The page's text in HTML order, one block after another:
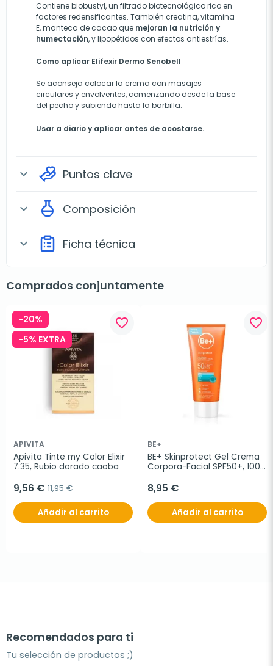
Contiene biobustyl, un filtrado biotecnológico rico en
factores redensificantes. También creatina, vitamina
E, manteca de cacao que mejoran la nutrición y
humectación, y lipopétidos con efectos antiestrías.
Como aplicar Elifexir Dermo Senobell
Se aconseja colocar la crema con masajes
circulares y envolventes, comenzando desde la base
del pecho y subiendo hasta la barbilla.
Usar a diario y aplicar antes de acostarse.
expand_more Puntos clave
expand_more Composición
expand_more Ficha técnica
Comprados conjuntamente
-20%
-5% EXTRA
favorite_border
APIVITA
Apivita Tinte my Color Elixir
7.35, Rubio dorado caoba
9,56 € 11,95 €
Añadir al carrito
favorite_border
BE+
BE+ Skinprotect Gel Crema
Corpora-Facial SPF50+, 100
8,95 €
Añadir al carrito
Recomendados para ti
Tu selección de productos ;)